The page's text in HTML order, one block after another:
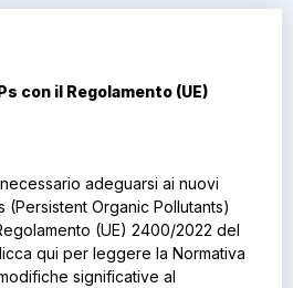
con il Regolamento (UE)
adeguarsi ai nuovi
(Persistent Organic Pollutants)
(UE) 2400/2022 del
qui per leggere la Normativa
significative al